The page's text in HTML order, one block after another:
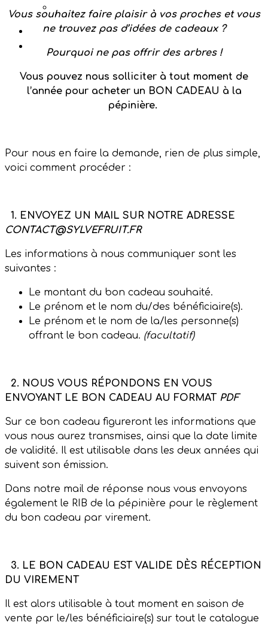
Votre panier est vide.
Vous souhaitez faire plaisir à vos proches et vous
ne trouvez pas d’idées de cadeaux ?
Pourquoi ne pas offrir des arbres !
Vous pouvez nous solliciter à tout moment de
l’année pour acheter un BON CADEAU à la
pépinière.
Pour nous en faire la demande, rien de plus simple,
voici comment procéder :
1. ENVOYEZ UN MAIL SUR NOTRE ADRESSE
CONTACT@SYLVEFRUIT.FR
Les informations à nous communiquer sont les
suivantes :
Le montant du bon cadeau souhaité.
Le prénom et le nom du/des bénéficiaire(s).
Le prénom et le nom de la/les personne(s)
offrant le bon cadeau. (facultatif)
2. NOUS VOUS RÉPONDONS EN VOUS
ENVOYANT LE BON CADEAU AU FORMAT PDF
Sur ce bon cadeau figureront les informations que
vous nous aurez transmises, ainsi que la date limite
de validité. Il est utilisable dans les deux années qui
suivent son émission.
Dans notre mail de réponse nous vous envoyons
également le RIB de la pépinière pour le règlement
du bon cadeau par virement.
3. LE BON CADEAU EST VALIDE DÈS RÉCEPTION
DU VIREMENT
Il est alors utilisable à tout moment en saison de
vente par le/les bénéficiaire(s) sur tout le catalogue